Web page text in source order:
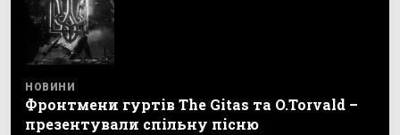
НОВИНИ
Фронтмени гуртів The Gitas та O.Torvald –
презентували спільну пісню